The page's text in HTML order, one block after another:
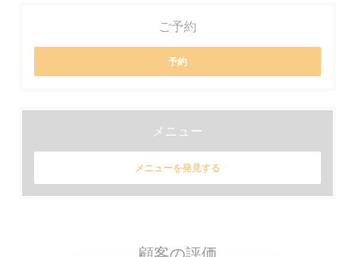
ご予約
予約
メニュー
メニューを発見する